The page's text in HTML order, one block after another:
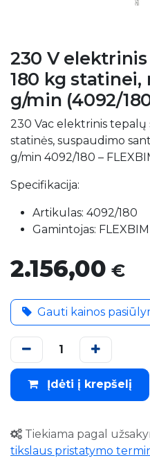
230 V
180 kg statinei,
g/min (4092/
230 Vac elektrinis tepalų
statinės, suspaudimo
g/min 4092/180 –
Specifikacija:
Artikulas: 4092/180
Gamintojas:
2.156,00 €
Gauti kainos
Įdėti į krepšelį
Tiekiama pagal
tikslaus pristatymo